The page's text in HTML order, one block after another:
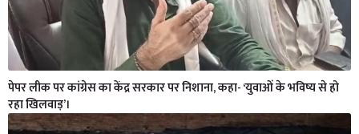
पेपर लीक पर कांग्रेस का केंद्र सरकार पर निशाना, कहा- ‘युवाओं के भविष्य से हो
रहा खिलवाड़’।